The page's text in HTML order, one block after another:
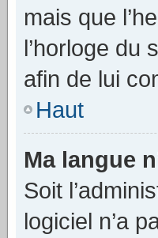
mais que
l’horloge du
afin de lui
Haut
Ma langue
Soit
logiciel n’a